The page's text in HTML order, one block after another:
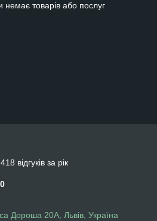
немає товарів або послуг
відгуків за рік
Дороша 20А, Львів, Україна